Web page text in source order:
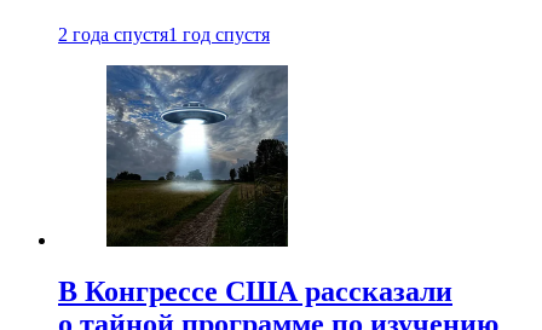
2 года спустя1 год спустя
В Конгрессе США рассказали
о тайной программе по изучению